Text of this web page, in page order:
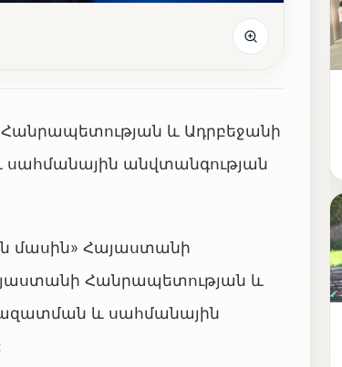
Հանրապետության և Ադրբեջանի
անվտանգության
մասին» Հայաստանի
Հանրապետության և
և սահմանային